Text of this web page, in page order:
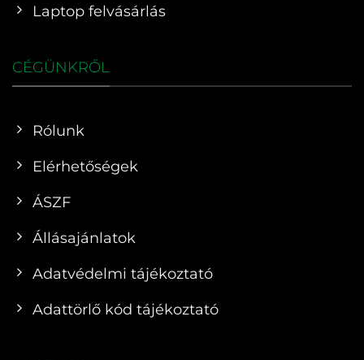
Laptop felvásárlás
CÉGÜNKRŐL
Rólunk
Elérhetőségek
ÁSZF
Állásajánlatok
Adatvédelmi tájékoztató
Adattörlő kód tájékoztató